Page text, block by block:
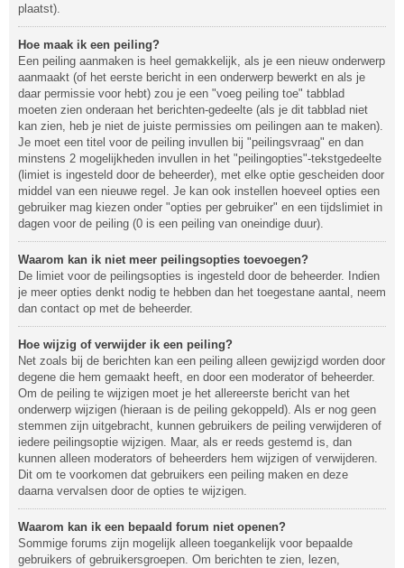
plaatst).
Hoe maak ik een peiling?
Een peiling aanmaken is heel gemakkelijk, als je een nieuw onderwerp
aanmaakt (of het eerste bericht in een onderwerp bewerkt en als je
daar permissie voor hebt) zou je een "voeg peiling toe" tabblad
moeten zien onderaan het berichten-gedeelte (als je dit tabblad niet
kan zien, heb je niet de juiste permissies om peilingen aan te maken).
Je moet een titel voor de peiling invullen bij "peilingsvraag" en dan
minstens 2 mogelijkheden invullen in het "peilingopties"-tekstgedeelte
(limiet is ingesteld door de beheerder), met elke optie gescheiden door
middel van een nieuwe regel. Je kan ook instellen hoeveel opties een
gebruiker mag kiezen onder "opties per gebruiker" en een tijdslimiet in
dagen voor de peiling (0 is een peiling van oneindige duur).
Waarom kan ik niet meer peilingsopties toevoegen?
De limiet voor de peilingsopties is ingesteld door de beheerder. Indien
je meer opties denkt nodig te hebben dan het toegestane aantal, neem
dan contact op met de beheerder.
Hoe wijzig of verwijder ik een peiling?
Net zoals bij de berichten kan een peiling alleen gewijzigd worden door
degene die hem gemaakt heeft, en door een moderator of beheerder.
Om de peiling te wijzigen moet je het allereerste bericht van het
onderwerp wijzigen (hieraan is de peiling gekoppeld). Als er nog geen
stemmen zijn uitgebracht, kunnen gebruikers de peiling verwijderen of
iedere peilingsoptie wijzigen. Maar, als er reeds gestemd is, dan
kunnen alleen moderators of beheerders hem wijzigen of verwijderen.
Dit om te voorkomen dat gebruikers een peiling maken en deze
daarna vervalsen door de opties te wijzigen.
Waarom kan ik een bepaald forum niet openen?
Sommige forums zijn mogelijk alleen toegankelijk voor bepaalde
gebruikers of gebruikersgroepen. Om berichten te zien, lezen,